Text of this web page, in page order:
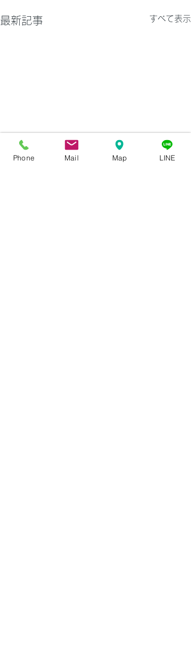
最新記事 すべて表示
Phone Mail Map LINE